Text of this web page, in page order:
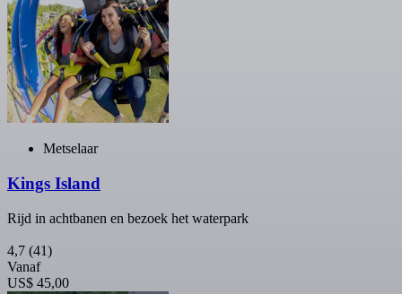
Metselaar
Kings Island
Rijd in achtbanen en bezoek het waterpark
4,7 (41)
Vanaf
US$ 45,00